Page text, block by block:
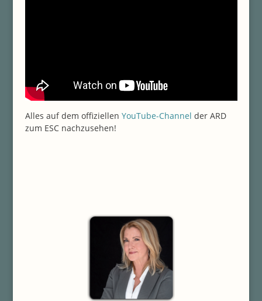
Alles auf dem offiziellen YouTube-Channel der ARD
zum ESC nachzusehen!